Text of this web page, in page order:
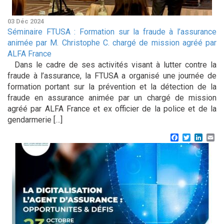
03 Déc 2024
Séminaire FTUSA : Formation sur la fraude à l’assurance
animée par M. Christophe C. chargé de mission agréé par
ALFA France
Dans le cadre de ses activités visant à lutter contre la
fraude à l’assurance, la FTUSA a organisé une journée de
formation portant sur la prévention et la détection de la
fraude en assurance animée par un chargé de mission
agréé par ALFA France et ex officier de la police et de la
gendarmerie […]
Facebook
Twitter